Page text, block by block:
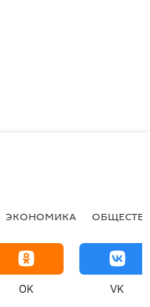
ЭКОНОМИКА
OK VK